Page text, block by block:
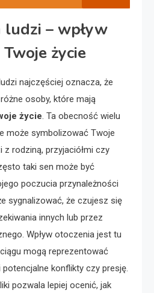
ludzi – wpływ
życie
najczęściej oznacza, że
osoby, które mają
życie. Ta obecność wielu
może symbolizować Twoje
z rodziną, przyjaciółmi czy
taki sen może być
poczucia przynależności
sygnalizować, że czujesz się
innych lub przez
Wpływ otoczenia jest tu
mogą reprezentować
konflikty czy presję.
pozwala lepiej ocenić, jak